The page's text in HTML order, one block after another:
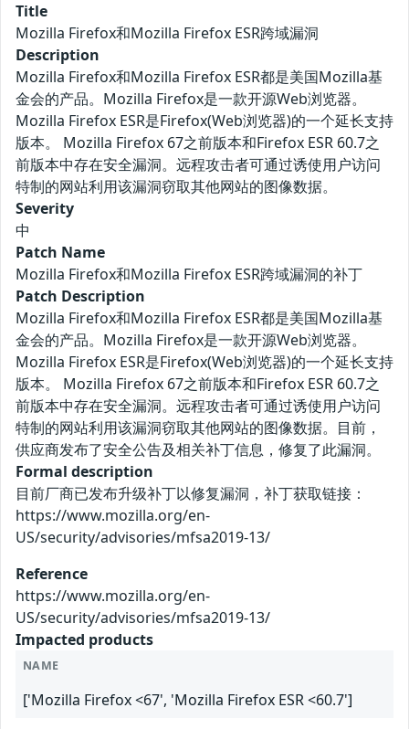
Title
Mozilla Firefox和Mozilla Firefox ESR跨域漏洞
Description
Mozilla Firefox和Mozilla Firefox ESR都是美国Mozilla基
金会的产品。Mozilla Firefox是一款开源Web浏览器。
Mozilla Firefox ESR是Firefox(Web浏览器)的一个延长支持
版本。 Mozilla Firefox 67之前版本和Firefox ESR 60.7之
前版本中存在安全漏洞。远程攻击者可通过诱使用户访问
特制的网站利用该漏洞窃取其他网站的图像数据。
Severity
中
Patch Name
Mozilla Firefox和Mozilla Firefox ESR跨域漏洞的补丁
Patch Description
Mozilla Firefox和Mozilla Firefox ESR都是美国Mozilla基
金会的产品。Mozilla Firefox是一款开源Web浏览器。
Mozilla Firefox ESR是Firefox(Web浏览器)的一个延长支持
版本。 Mozilla Firefox 67之前版本和Firefox ESR 60.7之
前版本中存在安全漏洞。远程攻击者可通过诱使用户访问
特制的网站利用该漏洞窃取其他网站的图像数据。目前，
供应商发布了安全公告及相关补丁信息，修复了此漏洞。
Formal description
目前厂商已发布升级补丁以修复漏洞，补丁获取链接：
https://www.mozilla.org/en-
US/security/advisories/mfsa2019-13/
Reference
https://www.mozilla.org/en-
US/security/advisories/mfsa2019-13/
Impacted products
NAME
['Mozilla Firefox <67', 'Mozilla Firefox ESR <60.7']